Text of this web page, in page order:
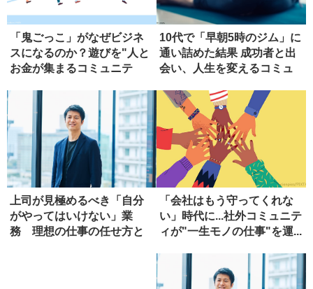
「鬼ごっこ」がなぜビジネ
スになるのか？遊びを"人と
お金が集まるコミュニテ
10代で「早朝5時のジム」に
通い詰めた結果 成功者と出
会い、人生を変えるコミュ
上司が見極めるべき「自分
がやってはいけない」業
務 理想の仕事の任せ方と
「会社はもう守ってくれな
い」時代に...社外コミュニテ
ィが"一生モノの仕事"を運...